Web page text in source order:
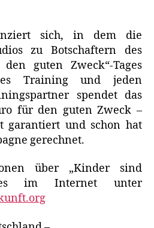
sich, in dem die
zu Botschaftern des
guten Zweck“-Tages
Training und jeden
spendet das
für den guten Zweck –
garantiert und schon hat
gerechnet.
über „Kinder sind
im Internet unter